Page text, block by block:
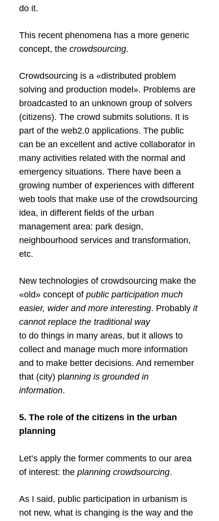
do it.
This recent phenomena has a more generic
concept, the crowdsourcing.
Crowdsourcing is a «distributed problem
solving and production model». Problems are
broadcasted to an unknown group of solvers
(citizens). The crowd submits solutions. It is
part of the web2.0 applications. The public
can be an excellent and active collaborator in
many activities related with the normal and
emergency situations. There have been a
growing number of experiences with different
web tools that make use of the crowdsourcing
idea, in different fields of the urban
management area: park design,
neighbourhood services and transformation,
etc.
New technologies of crowdsourcing make the
«old» concept of public participation much
easier, wider and more interesting. Probably it
cannot replace the traditional way
to do things in many areas, but it allows to
collect and manage much more information
and to make better decisions. And remember
that (city) planning is grounded in
information.
5. The role of the citizens in the urban
planning
Let’s apply the former comments to our area
of interest: the planning crowdsourcing.
As I said, public participation in urbanism is
not new, what is changing is the way and the